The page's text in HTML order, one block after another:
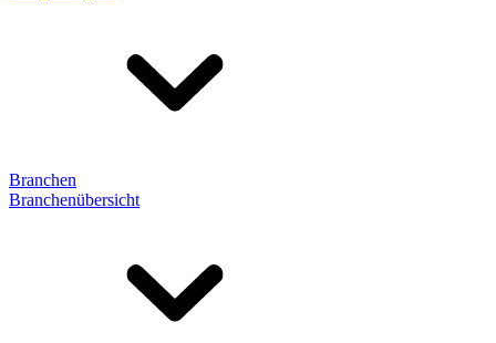
Branchen
Branchenübersicht